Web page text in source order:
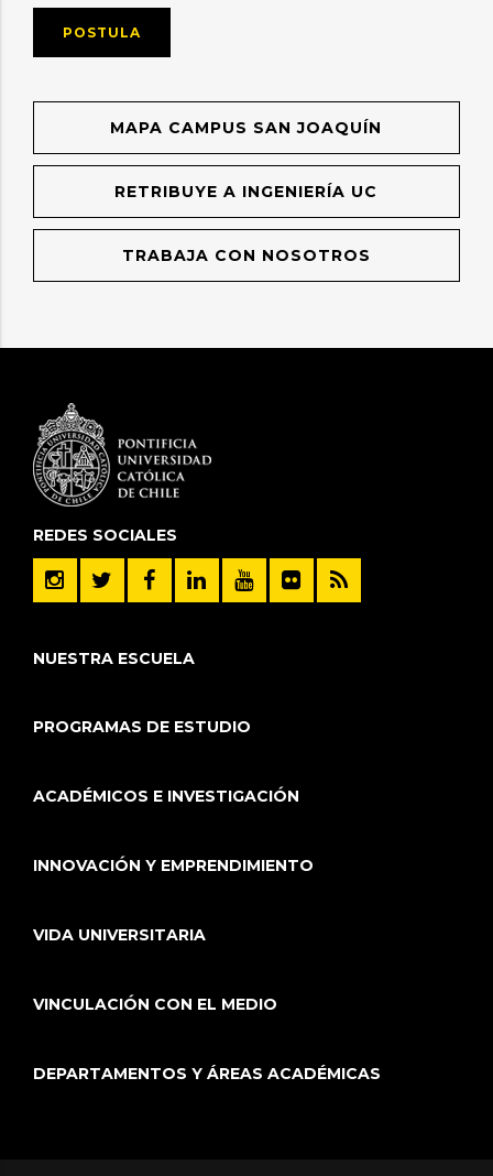
POSTULA
MAPA CAMPUS SAN JOAQUÍN
RETRIBUYE A INGENIERÍA UC
TRABAJA CON NOSOTROS
REDES SOCIALES
NUESTRA ESCUELA
PROGRAMAS DE ESTUDIO
ACADÉMICOS E INVESTIGACIÓN
INNOVACIÓN Y EMPRENDIMIENTO
VIDA UNIVERSITARIA
VINCULACIÓN CON EL MEDIO
DEPARTAMENTOS Y ÁREAS ACADÉMICAS